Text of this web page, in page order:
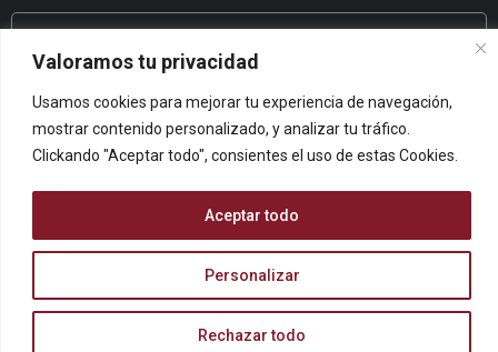
Valoramos tu privacidad
Usamos cookies para mejorar tu experiencia de navegación,
mostrar contenido personalizado, y analizar tu tráfico.
Clickando "Aceptar todo", consientes el uso de estas Cookies.
Personalizar
Rechazar todo
Aceptar todo
¿No encuentras lo que buscas?
¿Te podemos ayudar?
Queremos saber tu opinión
© ARCOPAPEL 2006 S.L. | Todos los derechos reservados